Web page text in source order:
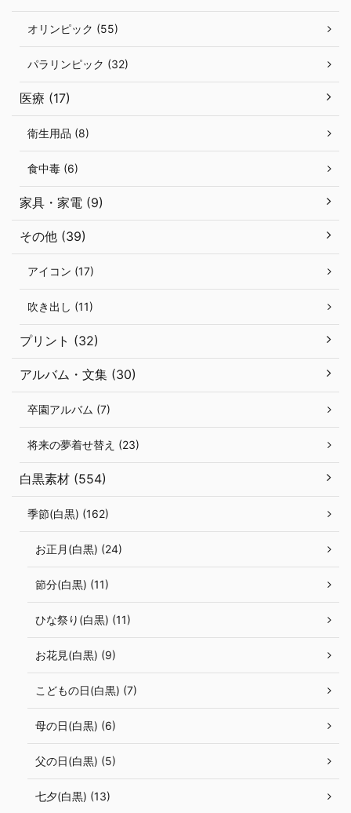
オリンピック (55)
パラリンピック (32)
医療 (17)
衛生用品 (8)
食中毒 (6)
家具・家電 (9)
その他 (39)
アイコン (17)
吹き出し (11)
プリント (32)
アルバム・文集 (30)
卒園アルバム (7)
将来の夢着せ替え (23)
白黒素材 (554)
季節(白黒) (162)
お正月(白黒) (24)
節分(白黒) (11)
ひな祭り(白黒) (11)
お花見(白黒) (9)
こどもの日(白黒) (7)
母の日(白黒) (6)
父の日(白黒) (5)
七夕(白黒) (13)